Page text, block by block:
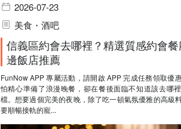
2026-07-23
美食・酒吧
信義區約會去哪裡？精選質感約會
邊飯店推薦
FunNow APP 專屬活動，請開啟 APP 完成任務領取優
怕精心準備了浪漫晚餐，卻在餐後面臨不知道該去哪
檔。想要過個完美的夜晚，除了吃一頓氣氛優雅的高級
要順暢接軌的寵...